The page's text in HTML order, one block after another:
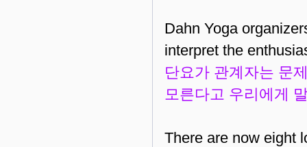
Dahn Yoga
interpret the
단요가 관계자는 문
모른다고 우리에게
There are now eight